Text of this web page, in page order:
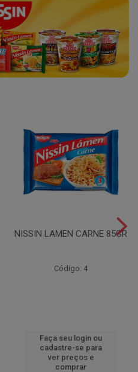
NISSIN LAMEN CARNE 85GR
Código: 4
Faça seu login ou
cadastre-se para
ver preços e
comprar